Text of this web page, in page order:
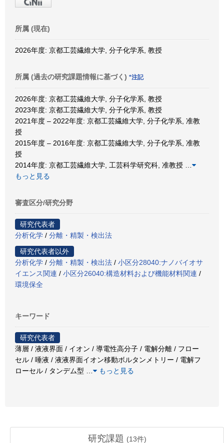
所属 (現在)
2026年度: 京都工芸繊維大学, 分子化学系, 教授
所属 (過去の研究課題情報に基づく) *注記
2026年度: 京都工芸繊維大学, 分子化学系, 教授
2023年度: 京都工芸繊維大学, 分子化学系, 教授
2021年度 – 2022年度: 京都工芸繊維大学, 分子化学系, 准教
授
2015年度 – 2016年度: 京都工芸繊維大学, 分子化学系, 准教
授
2014年度: 京都工芸繊維大学, 工芸科学研究科, 准教授
もっと見る
審査区分/研究分野
研究代表者
分析化学 / 分離・精製・検出法
研究代表者以外
分析化学 / 分離・精製・検出法 / 小区分28040:ナノバイオサ
イエンス関連 / 小区分26040:構造材料および機能材料関連 /
環境保全
キーワード
研究代表者
薄層 / 液液界面 / イオン / 導電性高分子 / 電解分離 / フロー
セル / 唾液 / 液液界面イオン移動ボルタンメトリー / 電解フ
ローセル / タンデム型
もっと見る
研究課題 (13件)